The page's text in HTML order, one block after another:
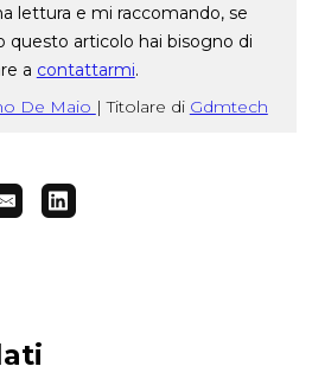
lettura e mi raccomando, se
questo articolo hai bisogno di
a contattarmi.
De Maio | Titolare di Gdmtech